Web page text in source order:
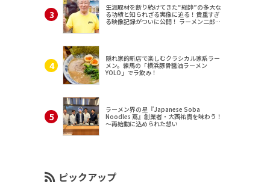
生涯取材を断り続けてきた“総帥”の多大な
る功績と知られざる実像に迫る！貴重すぎ
る映像記録がついに公開！ ラーメン二郎
隠れ家的新店で楽しむクラシカル家系ラー
メン。練馬の「横浜豚骨醤油ラーメン
YOLO」でラ飲み！
ラーメン界の星『Japanese Soba
Noodles 蔦』創業者・大西祐貴を味わう！
～再始動に込められた想い
ピックアップ